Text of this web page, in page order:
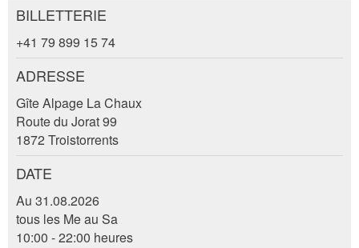
Annonces répréhensibles
Vos commentaires sont grandement appréciés!
Commentaires généraux
Cette annonce n'est plus valable
Recommander l'annonce
Recommandez cette annonce à des amis.
BILLETTERIE
+41 79 899 15 74
ADRESSE
Gîte Alpage La Chaux
Route du Jorat 99
1872 Troistorrents
DATE
Au 31.08.2026
tous les Me au Sa
10:00 - 22:00 heures